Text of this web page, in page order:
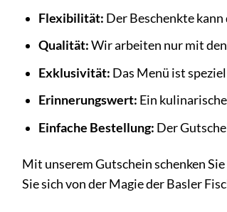
Flexibilität: Der Beschenkte
Qualität:Wir arbeiten nur mit
Exklusivität: Das Menü ist
Erinnerungswert: Ein
Einfache Bestellung: Der
Mit unserem Gutschein schenken
Sie sich von der Magie der Basler